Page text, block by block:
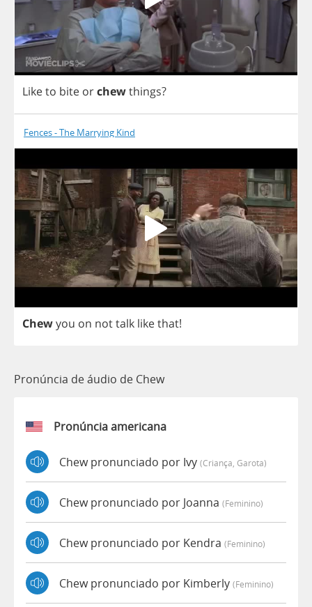
Liketo bite orchewthings?
Fences - The Marrying Kind
Chewyou on nottalk likethat!
Pronúncia de áudio de Chew
Pronúncia americana
Chew pronunciado por Ivy (criança, Garota)
Chew pronunciado por Joanna (feminino)
Chew pronunciado por Kendra (feminino)
Chew pronunciado por Kimberly (feminino)